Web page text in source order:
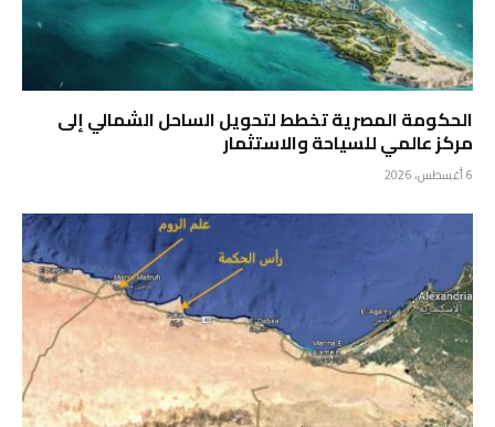
الحكومة المصرية تخطط لتحويل الساحل الشمالي إلى
مركز عالمي للسياحة والاستثمار
6 أغسطس، 2026